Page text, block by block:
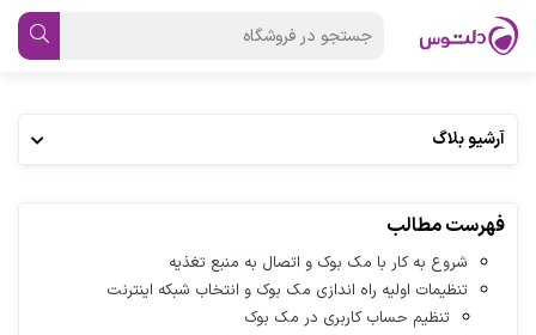
آرشیو بلاگ
فهرست مطالب
شروع به کار با مک بوک و اتصال به منبع تغذیه
تنظیمات اولیه راه اندازی مک بوک و انتخاب شبکه اینترنت
تنظیم حساب کاربری در مک بوک